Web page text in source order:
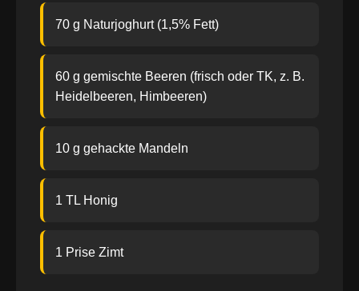
70 g Naturjoghurt (1,5% Fett)
60 g gemischte Beeren (frisch oder TK, z. B.
Heidelbeeren, Himbeeren)
10 g gehackte Mandeln
1 TL Honig
1 Prise Zimt